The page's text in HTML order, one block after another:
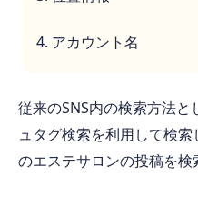
アカウント名
従来のSNS内の検索方法
ュタグ検索を利用して検
のエステサロンの投稿を検